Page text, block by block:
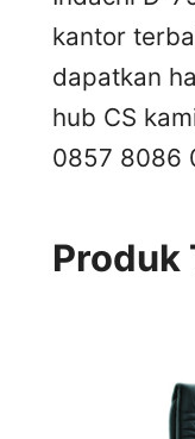
kantor
dapatkan
hub CS
0857 8086
Produk